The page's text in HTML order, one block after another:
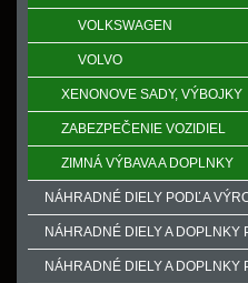
VOLKSWAGEN
VOLVO
XENONOVE SADY, VÝBOJKY
ZABEZPEČENIE VOZIDIEL
ZIMNÁ VÝBAVA A DOPLNKY
NÁHRADNÉ DIELY PODĽA
NÁHRADNÉ DIELY A DOPLNKY
NÁHRADNÉ DIELY A DOPLNKY